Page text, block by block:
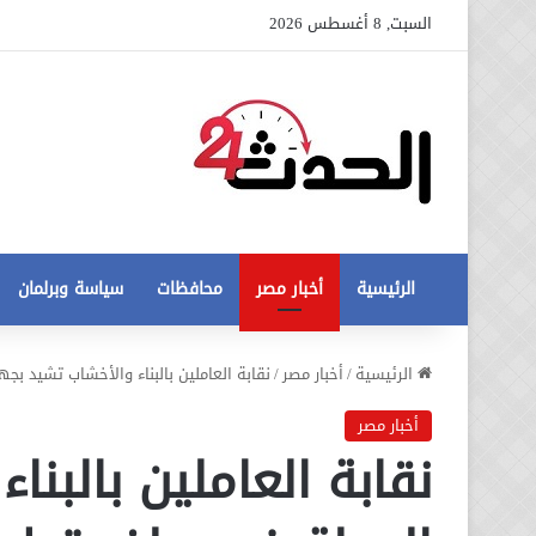
السبت, 8 أغسطس 2026
الرئيسية أخبار مصر محافظات سياسة وبرلمان
الرئيسية/أخبار مصر/نقابة العاملين بالبناء والأخشاب
أخبار مصر
نقابة العاملين
عاجل
أزمة
مخالفات
البناء
12 أغسطس، 2020
عاجل تطورات جديدة في